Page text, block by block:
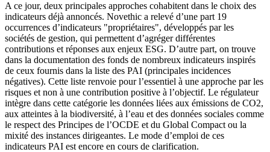
A ce jour, deux principales approches cohabitent dans le choix des
indicateurs déjà annoncés. Novethic a relevé d’une part 19
occurrences d’indicateurs "propriétaires", développés par les
sociétés de gestion, qui permettent d’agréger différentes
contributions et réponses aux enjeux ESG. D’autre part, on trouve
dans la documentation des fonds de nombreux indicateurs inspirés
de ceux fournis dans la liste des PAI (principales incidences
négatives). Cette liste renvoie pour l’essentiel à une approche par les
risques et non à une contribution positive à l’objectif. Le régulateur
intègre dans cette catégorie les données liées aux émissions de CO2,
aux atteintes à la biodiversité, à l’eau et des données sociales comme
le respect des Principes de l’OCDE et du Global Compact ou la
mixité des instances dirigeantes. Le mode d’emploi de ces
indicateurs PAI est encore en cours de clarification.